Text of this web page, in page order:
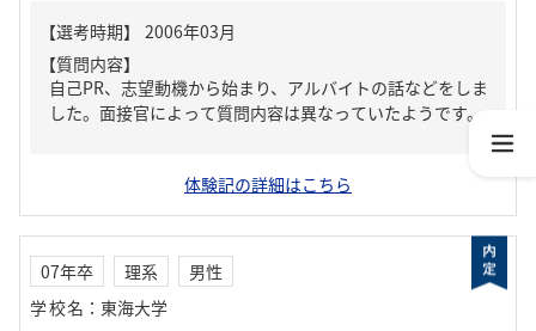
【質問内容】
自己PR、志望動機から始まり、アルバイトの話などをしま
した。面接官によって質問内容は異なっていたようです。
体験記の詳細はこちら
07年卒 理系
男性
学校名 ： 東海大学